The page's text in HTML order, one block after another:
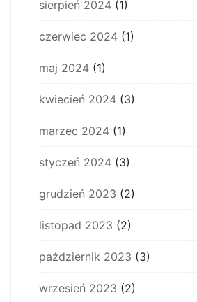
sierpień 2024 (1)
czerwiec 2024 (1)
maj 2024 (1)
kwiecień 2024 (3)
marzec 2024 (1)
styczeń 2024 (3)
grudzień 2023 (2)
listopad 2023 (2)
październik 2023 (3)
wrzesień 2023 (2)